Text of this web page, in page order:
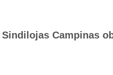
Sindilojas Campinas